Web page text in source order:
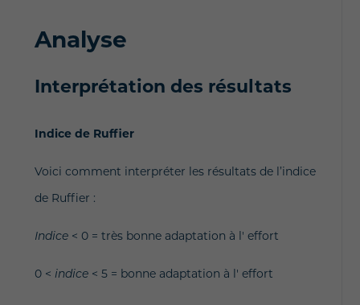
Analyse
Interprétation des résultats
Indice de Ruffier
Voici comment interpréter les résultats de l’indice
de Ruffier :
Indice< 0 = très bonne adaptation à l' effort
0 < indice< 5 = bonne adaptation à l' effort